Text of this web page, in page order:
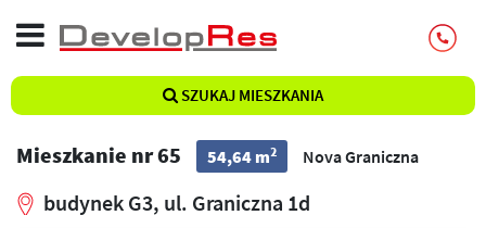
SZUKAJ MIESZKANIA
Mieszkanie nr 65 54,64 m2 Nova Graniczna
budynek G3, ul. Graniczna 1d